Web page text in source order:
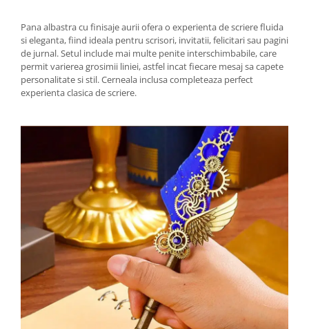
Pana albastra cu finisaje aurii ofera o experienta de scriere fluida
si eleganta, fiind ideala pentru scrisori, invitatii, felicitari sau pagini
de jurnal. Setul include mai multe penite interschimbabile, care
permit varierea grosimii liniei, astfel incat fiecare mesaj sa capete
personalitate si stil. Cerneala inclusa completeaza perfect
experienta clasica de scriere.